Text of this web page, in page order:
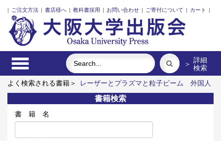
| ご注文方法 | 書店様へ | 教科書採用 | お問い合わせ | ご寄付について | カート |
＞ 詳細
検索
よく検索される書籍＞
レーザーとプラズマと粒子ビーム
外国人
介護士と働くための異文化理解
技能実習生と日本語のリアル
イラン立憲革命前夜の翻案文学
新しい公共と市民社会の定量分
食べる
書籍検索
書 籍 名